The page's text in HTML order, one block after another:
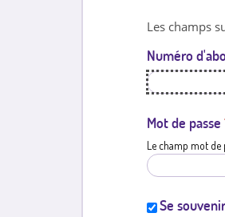
Les champs
Numéro
Mot de passe
Le champ mot de
Se